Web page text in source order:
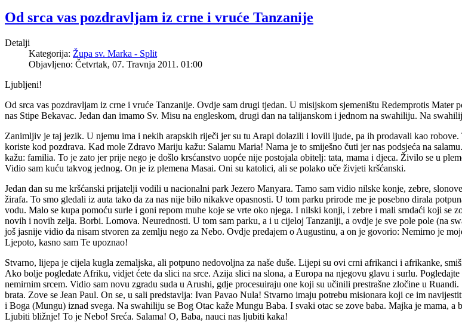
Od srca vas pozdravljam iz crne i vruće Tanzanije
Detalji
Kategorija: Župa sv. Marka - Split
Objavljeno: Četvrtak, 07. Travnja 2011. 01:00
Ljubljeni!
Od srca vas pozdravljam iz crne i vruće Tanzanije. Ovdje sam drugi tjedan. U misijskom sjemeništu Redemprotis
nas Stipe Bekavac. Jedan dan imamo Sv. Misu na engleskom, drugi dan na talijanskom i jednom na swahiliju. Na
Zanimljiv je taj jezik. U njemu ima i nekih arapskih riječi jer su tu Arapi dolazili i lovili ljude, pa ih prodavali kao
koriste kod pozdrava. Kad mole Zdravo Mariju kažu: Salamu Maria! Nama je to smiješno čuti jer nas podsjeća na
kažu: familia. To je zato jer prije nego je došlo krsćanstvo uopće nije postojala obitelj: tata, mama i djeca. Živilo se u
Vidio sam kuću takvog jednog. On je iz plemena Masai. Oni su katolici, ali se polako uče živjeti kršćanski.
Jedan dan su me kršćanski prijatelji vodili u nacionalni park Jezero Manyara. Tamo sam vidio nilske konje, zebre,
žirafa. To smo gledali iz auta tako da za nas nije bilo nikakve opasnosti. U tom parku prirode me je posebno dirala
vodu. Malo se kupa pomoću surle i goni repom muhe koje se vrte oko njega. I nilski konji, i zebre i mali srndaći koji
novih i novih zelja. Borbi. Lomova. Neurednosti. U tom sam parku, a i u cijeloj Tanzaniji, a ovdje je sve pole pole (na
još jasnije vidio da nisam stvoren za zemlju nego za Nebo. Ovdje predajem o Augustinu, a on je govorio: Nemirno je
Ljepoto, kasno sam Te upoznao!
Stvarno, lijepa je cijela kugla zemaljska, ali potpuno nedovoljna za naše duše. Lijepi su ovi crni afrikanci i afrikanke,
Ako bolje pogledate Afriku, vidjet ćete da slici na srce. Azija slici na slona, a Europa na njegovu glavu i surlu.
nemirnim srcem. Vidio sam novu zgradu suda u Arushi, gdje procesuiraju one koji su učinili prestrašne zločine u
brata. Zove se Jean Paul. On se, u sali predstavlja: Ivan Pavao Nula! Stvarno imaju potrebu misionara koji ce im
i Boga (Mungu) iznad svega. Na swahiliju se Bog Otac kaže Mungu Baba. I svaki otac se zove baba. Majka je mama,
Ljubiti bližnje! To je Nebo! Sreća. Salama! O, Baba, nauci nas ljubiti kaka!